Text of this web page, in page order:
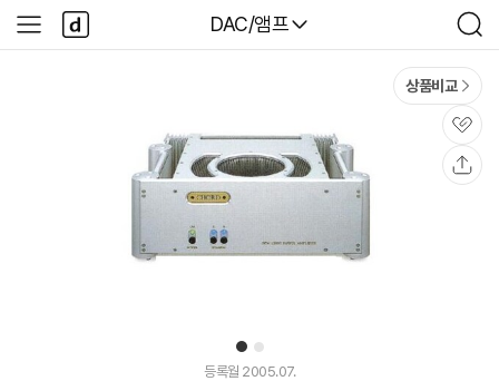
다나와
DAC/앰프
검
색
사
이
다
나
와
1 2
상품비교
관
심
등록월 2005.07.